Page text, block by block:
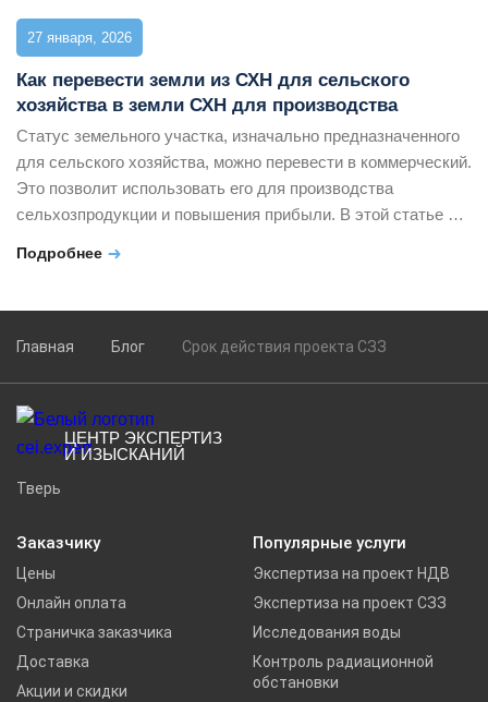
27 января, 2026
Как перевести земли из СХН для сельского
хозяйства в земли СХН для производства
Статус земельного участка, изначально предназначенного
для сельского хозяйства, можно перевести в коммерческий.
Это позволит использовать его для производства
сельхозпродукции и повышения прибыли. В этой статье мы
СХН для сельского хозяйства в земли СХН для
лица. […]
Подробнее
Главная Блог Срок действия проекта СЗЗ
ЦЕНТР ЭКСПЕРТИЗ
И ИЗЫСКАНИЙ
Тверь
Заказчику
Цены
Онлайн оплата
Страничка заказчика
Доставка
Акции и скидки
Популярные услуги
Экспертиза на проект НДВ
Экспертиза на проект СЗЗ
Исследования воды
Контроль радиационной
обстановки